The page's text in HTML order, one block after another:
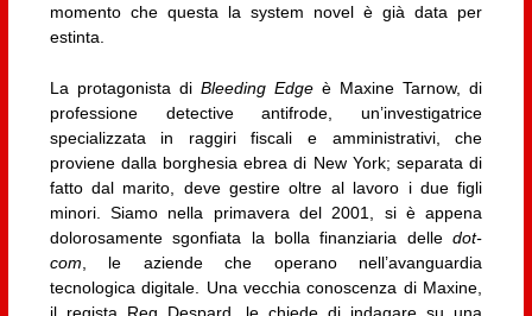
momento che questa la system novel è già data per
estinta.
La protagonista di Bleeding Edgeè Maxine Tarnow, di
professione detective antifrode, un’investigatrice
specializzata in raggiri fiscali e amministrativi, che
proviene dalla borghesia ebrea di New York; separata di
fatto dal marito, deve gestire oltre al lavoro i due figli
minori. Siamo nella primavera del 2001, si è appena
dolorosamente sgonfiata la bolla finanziaria delledot-
com , le aziende che operano nell’avanguardia
tecnologica digitale. Una vecchia conoscenza di Maxine,